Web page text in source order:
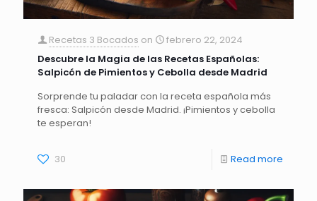
Recetas 3 Bocados on
febrero 22, 2024
Descubre la Magia de las Recetas Españolas:
Salpicón de Pimientos y Cebolla desde Madrid
Sorprende tu paladar con la receta española más
fresca: Salpicón desde Madrid. ¡Pimientos y cebolla
te esperan!
30 Read more